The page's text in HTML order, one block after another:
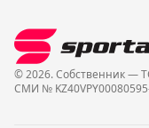
© 2026. Собственник —
СМИ №